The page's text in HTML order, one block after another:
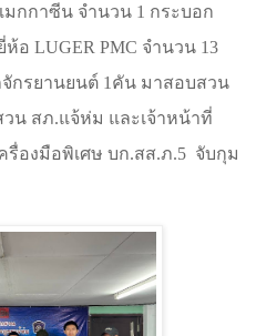
กกาซีน จำนวน 1 กระบอก
ห้อ LUGER PMC จำนวน 13
จักรยานยนต์ 1คัน มาสอบสวน
น สภ.แจ้ห่ม และเจ้าหน้าที่
รื่องมือพิเศษ บก.สส.ภ.5 จับกุม